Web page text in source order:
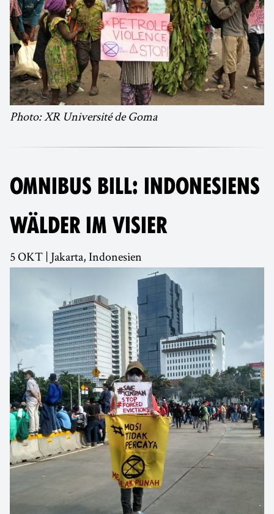
Photo: XR Université de Goma
OMNIBUS BILL: INDONESIENS
WÄLDER IM VISIER
5 OKT | Jakarta, Indonesien